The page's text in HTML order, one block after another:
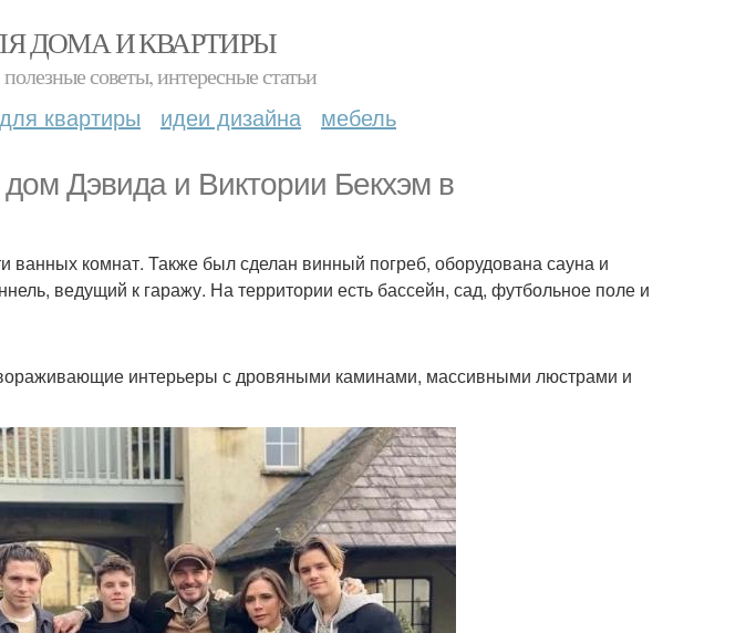
ДОМА И КВАРТИРЫ
советы, интересные статьи
квартиры идеи дизайна мебель
Дэвида и Виктории Бекхэм в
ванных комнат. Также был сделан винный погреб, оборудована сауна и
ведущий к гаражу. На территории есть бассейн, сад, футбольное поле и
интерьеры с дровяными каминами, массивными люстрами и